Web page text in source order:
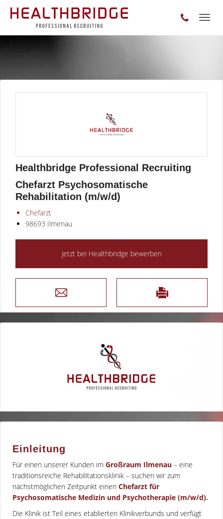
Healthbridge Professional Recruiting
Chefarzt Psychosomatische
Rehabilitation (m/w/d)
Chefarzt
98693 Ilmenau
Einleitung
Für einen unserer Kunden im Großraum Ilmenau – eine
traditionsreiche Rehabilitationsklinik – suchen wir zum
nächstmöglichen Zeitpunkt einen Chefarzt für
Psychosomatische Medizin und Psychotherapie (m/w/d).
Die Klinik ist Teil eines etablierten Klinikverbunds und verfügt